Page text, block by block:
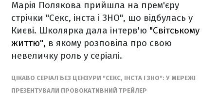
Марія Полякова прийшла на прем'єру
стрічки "Секс, інста і ЗНО", що відбулась у
Києві. Школярка дала інтерв'ю "Світському
життю", в якому розповіла про свою
невеличку роль у серіалі.
ЦІКАВО СЕРІАЛ БЕЗ ЦЕНЗУРИ "СЕКС, ІНСТА І ЗНО": У МЕРЕЖІ
ПРЕЗЕНТУВАЛИ ПРОВОКАТИВНИЙ ТРЕЙЛЕР